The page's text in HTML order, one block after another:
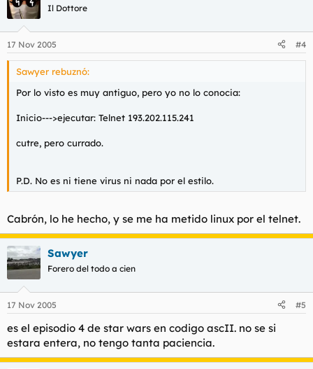
Il Dottore
17 Nov 2005 #4
Sawyer rebuznó:
Por lo visto es muy antiguo, pero yo no lo conocia:
Inicio--->ejecutar: Telnet 193.202.115.241
cutre, pero currado.
P.D. No es ni tiene virus ni nada por el estilo.
Cabrón, lo he hecho, y se me ha metido linux por el telnet.
Sawyer
Forero del todo a cien
17 Nov 2005 #5
es el episodio 4 de star wars en codigo ascII. no se si
estara entera, no tengo tanta paciencia.